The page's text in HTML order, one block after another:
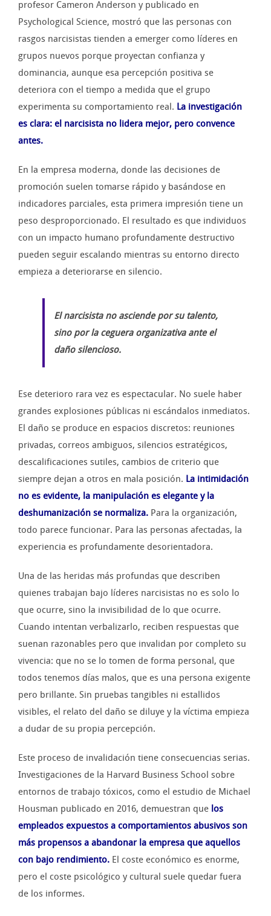
profesor Cameron Anderson y publicado en
Psychological Science, mostró que las personas con
rasgos narcisistas tienden a emerger como líderes en
grupos nuevos porque proyectan confianza y
dominancia, aunque esa percepción positiva se
deteriora con el tiempo a medida que el grupo
experimenta su comportamiento real. La investigación
es clara: el narcisista no lidera mejor, pero convence
antes.
En la empresa moderna, donde las decisiones de
promoción suelen tomarse rápido y basándose en
indicadores parciales, esta primera impresión tiene un
peso desproporcionado. El resultado es que individuos
con un impacto humano profundamente destructivo
pueden seguir escalando mientras su entorno directo
empieza a deteriorarse en silencio.
El narcisista no asciende por su talento,
sino por la ceguera organizativa ante el
daño silencioso.
Ese deterioro rara vez es espectacular. No suele haber
grandes explosiones públicas ni escándalos inmediatos.
El daño se produce en espacios discretos: reuniones
privadas, correos ambiguos, silencios estratégicos,
descalificaciones sutiles, cambios de criterio que
siempre dejan a otros en mala posición. La intimidación
no es evidente, la manipulación es elegante y la
deshumanización se normaliza. Para la organización,
todo parece funcionar. Para las personas afectadas, la
experiencia es profundamente desorientadora.
Una de las heridas más profundas que describen
quienes trabajan bajo líderes narcisistas no es solo lo
que ocurre, sino la invisibilidad de lo que ocurre.
Cuando intentan verbalizarlo, reciben respuestas que
suenan razonables pero que invalidan por completo su
vivencia: que no se lo tomen de forma personal, que
todos tenemos días malos, que es una persona exigente
pero brillante. Sin pruebas tangibles ni estallidos
visibles, el relato del daño se diluye y la víctima empieza
a dudar de su propia percepción.
Este proceso de invalidación tiene consecuencias serias.
Investigaciones de la Harvard Business School sobre
entornos de trabajo tóxicos, como el estudio de Michael
Housman publicado en 2016, demuestran que los
empleados expuestos a comportamientos abusivos son
más propensos a abandonar la empresa que aquellos
con bajo rendimiento. El coste económico es enorme,
pero el coste psicológico y cultural suele quedar fuera
de los informes.